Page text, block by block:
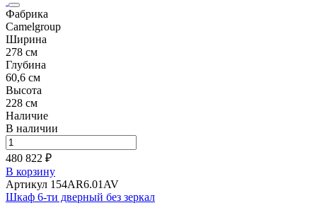
Фабрика
Camelgroup
Ширина
278 см
Глубина
60,6 см
Высота
228 см
Наличие
В наличии
480 822 ₽
В корзину
Артикул 154AR6.01AV
Шкаф 6-ти дверный без зеркал